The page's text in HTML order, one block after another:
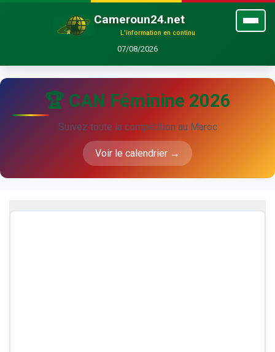
Cameroun24.net
L'information en continu
07/08/2026
🏆 CAN Féminine 2026
Suivez toute la compétition au Maroc
Voir le calendrier →